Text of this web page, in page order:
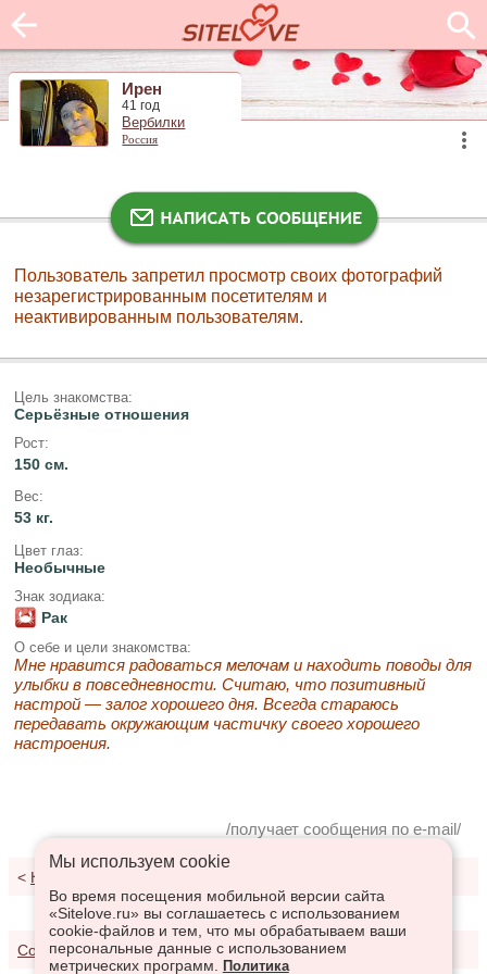
Ирен
41 год
Вербилки
Россия
Пользователь запретил просмотр своих фотографий
незарегистрированным посетителям и
неактивированным пользователям.
Цель знакомства:
Серьёзные отношения
Рост:
150 см.
Вес:
53 кг.
Цвет глаз:
Необычные
Знак зодиака:
Рак
О себе и цели знакомства:
Мне нравится радоваться мелочам и находить поводы для
улыбки в повседневности. Считаю, что позитивный
настрой — залог хорошего дня. Всегда стараюсь
передавать окружающим частичку своего хорошего
настроения.
/получает сообщения по e-mail/
< К результатам поиска
Соглашение о предоставлении услуг
Мы используем сookie
Во время посещения мобильной версии сайта
«Sitelove.ru» вы соглашаетесь с использованием
cookie-файлов и тем, что мы обрабатываем ваши
персональные данные с использованием
метрических программ.
Политика